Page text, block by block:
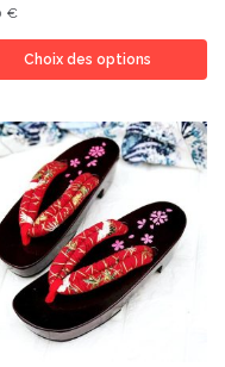
€
Choix des options